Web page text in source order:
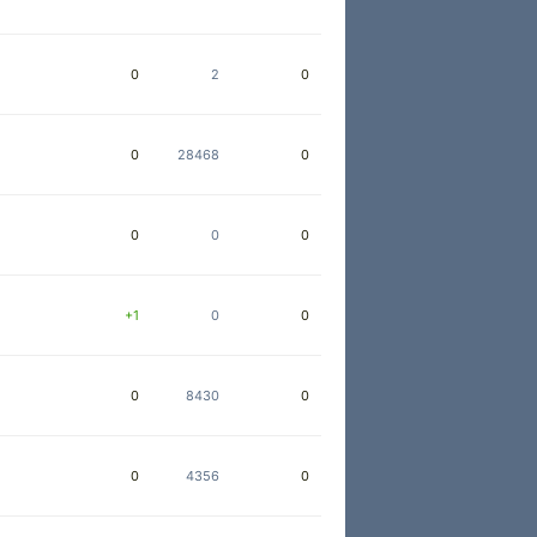
0 2 0
0 28468 0
0 0 0
+1 0 0
0 8430 0
0 4356 0